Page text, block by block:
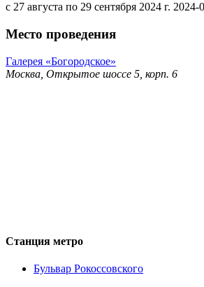
с 27 августа по 29 сентября 2024 г. 2024-
Место проведения
Галерея «Богородское»
Москва, Открытое шоссе 5, корп. 6
Станция метро
Бульвар Рокоссовского